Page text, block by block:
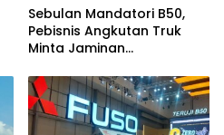
Sebulan Mandatori B50,
Pebisnis Angkutan Truk
Minta Jaminan